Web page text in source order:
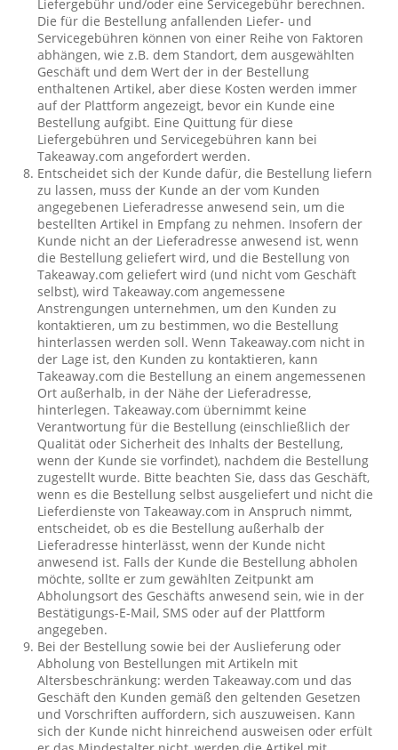
Liefergebühr und/oder eine Servicegebühr berechnen.
Die für die Bestellung anfallenden Liefer- und
Servicegebühren können von einer Reihe von Faktoren
abhängen, wie z.B. dem Standort, dem ausgewählten
Geschäft und dem Wert der in der Bestellung
enthaltenen Artikel, aber diese Kosten werden immer
auf der Plattform angezeigt, bevor ein Kunde eine
Bestellung aufgibt. Eine Quittung für diese
Liefergebühren und Servicegebühren kann bei
Takeaway.com angefordert werden.
Entscheidet sich der Kunde dafür, die Bestellung liefern
zu lassen, muss der Kunde an der vom Kunden
angegebenen Lieferadresse anwesend sein, um die
bestellten Artikel in Empfang zu nehmen. Insofern der
Kunde nicht an der Lieferadresse anwesend ist, wenn
die Bestellung geliefert wird, und die Bestellung von
Takeaway.com geliefert wird (und nicht vom Geschäft
selbst), wird Takeaway.com angemessene
Anstrengungen unternehmen, um den Kunden zu
kontaktieren, um zu bestimmen, wo die Bestellung
hinterlassen werden soll. Wenn Takeaway.com nicht in
der Lage ist, den Kunden zu kontaktieren, kann
Takeaway.com die Bestellung an einem angemessenen
Ort außerhalb, in der Nähe der Lieferadresse,
hinterlegen. Takeaway.com übernimmt keine
Verantwortung für die Bestellung (einschließlich der
Qualität oder Sicherheit des Inhalts der Bestellung,
wenn der Kunde sie vorfindet), nachdem die Bestellung
zugestellt wurde. Bitte beachten Sie, dass das Geschäft,
wenn es die Bestellung selbst ausgeliefert und nicht die
Lieferdienste von Takeaway.com in Anspruch nimmt,
entscheidet, ob es die Bestellung außerhalb der
Lieferadresse hinterlässt, wenn der Kunde nicht
anwesend ist. Falls der Kunde die Bestellung abholen
möchte, sollte er zum gewählten Zeitpunkt am
Abholungsort des Geschäfts anwesend sein, wie in der
Bestätigungs-E-Mail, SMS oder auf der Plattform
angegeben.
Bei der Bestellung sowie bei der Auslieferung oder
Abholung von Bestellungen mit Artikeln mit
Altersbeschränkung: werden Takeaway.com und das
Geschäft den Kunden gemäß den geltenden Gesetzen
und Vorschriften auffordern, sich auszuweisen. Kann
sich der Kunde nicht hinreichend ausweisen oder erfült